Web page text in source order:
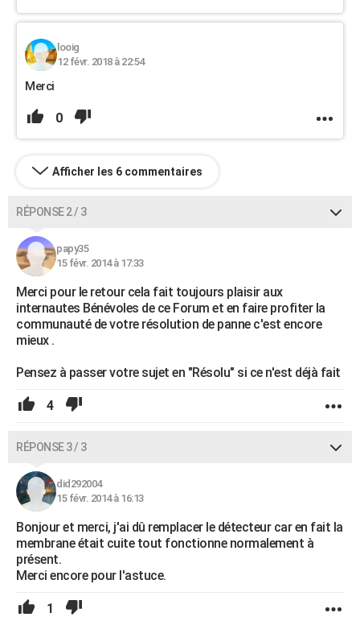
looig
12 févr. 2018 à 22:54
Merci
0
Afficher les 6 commentaires
RÉPONSE 2 / 3
papy35
15 févr. 2014 à 17:33
Merci pour le retour cela fait toujours plaisir aux
internautes Bénévoles de ce Forum et en faire profiter la
communauté de votre résolution de panne c'est encore
mieux .
Pensez à passer votre sujet en "Résolu" si ce n'est déjà fait
4
RÉPONSE 3 / 3
did292004
15 févr. 2014 à 16:13
Bonjour et merci, j'ai dû remplacer le détecteur car en fait la
membrane était cuite tout fonctionne normalement à
présent.
Merci encore pour l'astuce.
1